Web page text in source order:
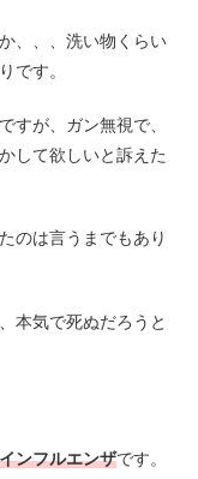
、、、洗い物くらい
です。
すが、ガン無視で、
して欲しいと訴えた
のは言うまでもあり
本気で死ぬだろうと
ンフルエンザです。